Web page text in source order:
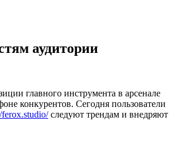
аудитории
главного инструмента в арсенале
конкурентов. Сегодня пользователи
ferox.studio/следуют трендам и внедряют